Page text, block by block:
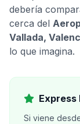
debería
cerca del
Vallada,
lo que imagina.
Express
Si viene